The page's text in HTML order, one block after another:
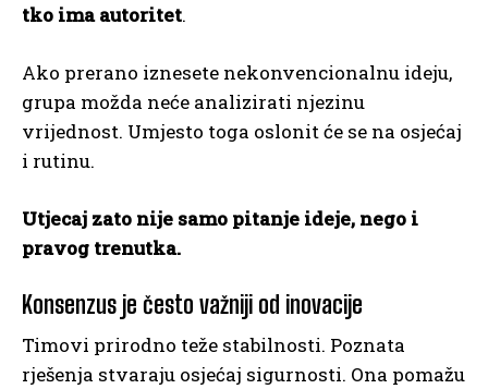
tko ima autoritet.
Ako prerano iznesete nekonvencionalnu ideju,
grupa možda neće analizirati njezinu
vrijednost. Umjesto toga oslonit će se na osjećaj
i rutinu.
Utjecaj zato nije samo pitanje ideje, nego i
pravog trenutka.
Konsenzus je često važniji od inovacije
Timovi prirodno teže stabilnosti. Poznata
rješenja stvaraju osjećaj sigurnosti. Ona pomažu